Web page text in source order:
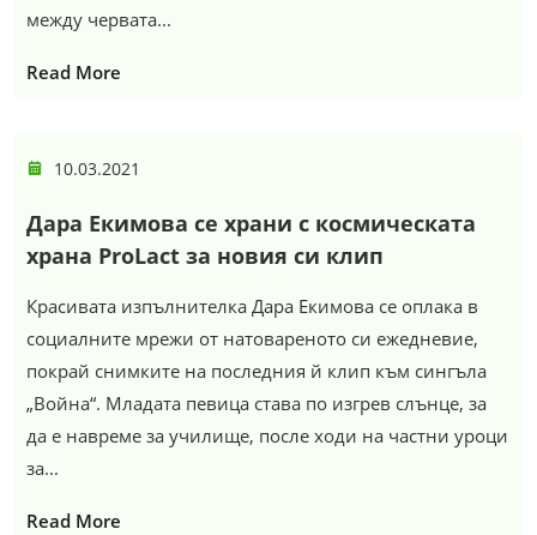
между червата...
Read More
10.03.2021
Дара Екимова се храни с космическата
храна ProLact за новия си клип
Красивата изпълнителка Дара Екимова се оплака в
социалните мрежи от натовареното си ежедневие,
покрай снимките на последния й клип към сингъла
„Война“. Младата певица става по изгрев слънце, за
да е навреме за училище, после ходи на частни уроци
за...
Read More